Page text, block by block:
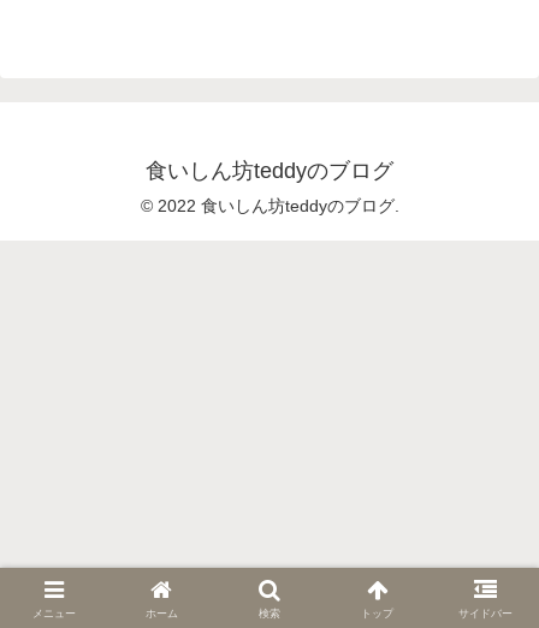
食いしん坊teddyのブログ
© 2022 食いしん坊teddyのブログ.
メニュー ホーム 検索 トップ サイドバー